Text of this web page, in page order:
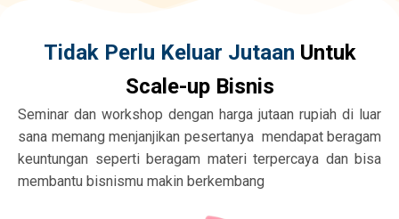
Tidak Perlu Keluar Jutaan Untuk
Scale-up Bisnis
Seminar dan workshop dengan harga jutaan rupiah di luar
sana memang menjanjikan pesertanya mendapat beragam
keuntungan seperti beragam materi terpercaya dan bisa
membantu bisnismu makin berkembang